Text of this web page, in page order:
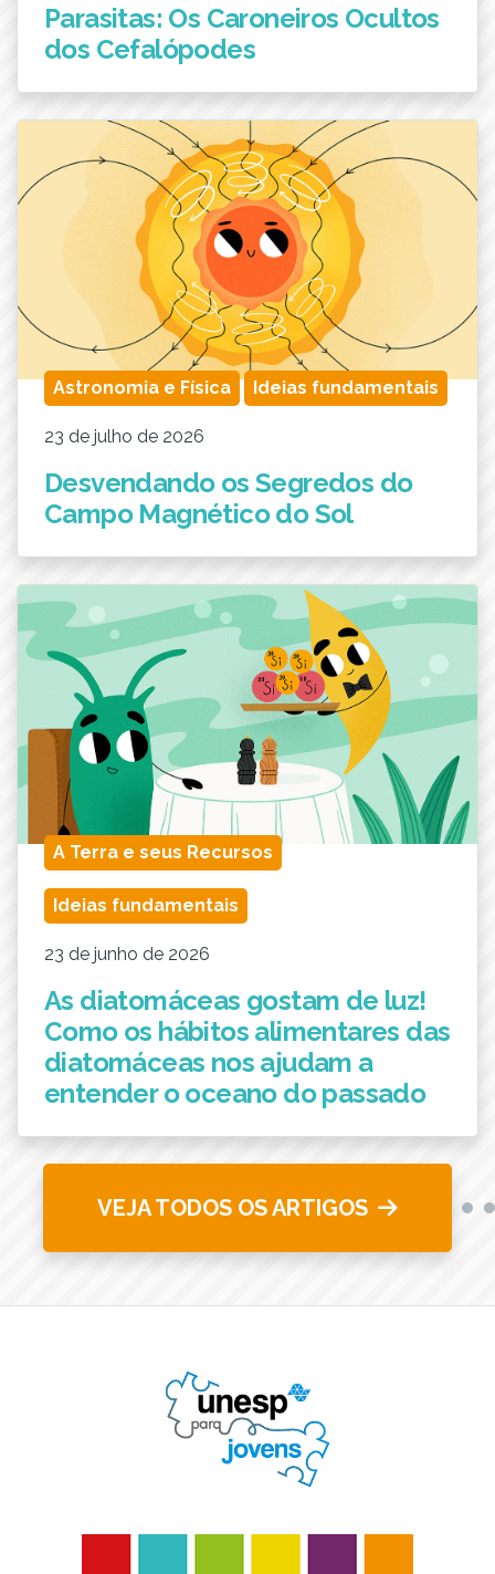
Parasitas: Os Caroneiros Ocultos
dos Cefalópodes
Astronomia e Física Ideias fundamentais
23 de julho de 2026
Desvendando os Segredos do
Campo Magnético do Sol
A Terra e seus Recursos
Ideias fundamentais
23 de junho de 2026
As diatomáceas gostam de luz!
Como os hábitos alimentares das
diatomáceas nos ajudam a
entender o oceano do passado
VEJA TODOS OS ARTIGOS